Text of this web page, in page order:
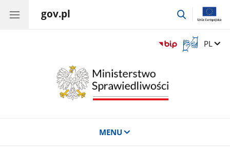
gov.pl
przejdź
Otwórz
okno
Zmień
PL
MENU